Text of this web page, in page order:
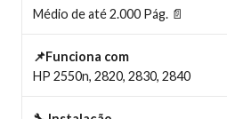
Médio de até 2.000 Pág. 📄
📌Funciona com
HP 2550n, 2820, 2830, 2840